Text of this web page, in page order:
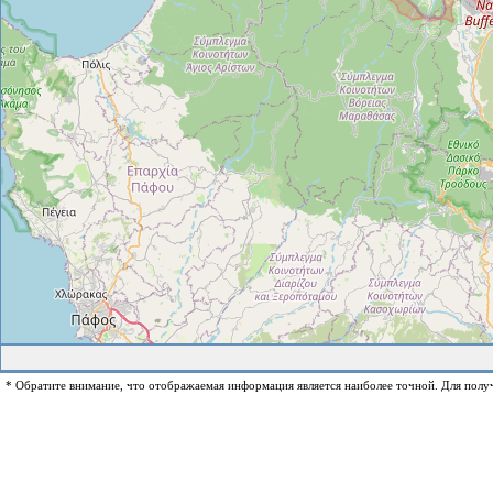
* Обратите внимание, что отображаемая информация является наиболее точной. Для